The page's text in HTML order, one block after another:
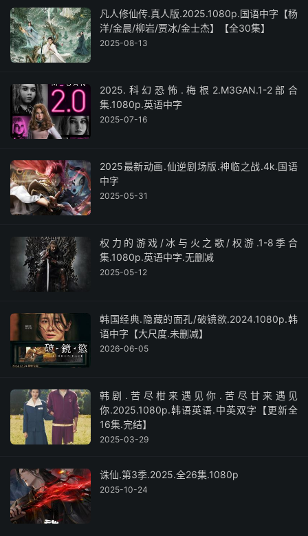
凡人修仙传.真人版.2025.1080p.国语中字【杨
洋/金晨/柳岩/贾冰/金士杰】【全30集】
2025-08-13
2025.科幻恐怖.梅根2.M3GAN.1-2部合
集.1080p.英语中字
2025-07-16
2025最新动画.仙逆剧场版.神临之战.4k.国语
中字
2025-05-31
权力的游戏/冰与火之歌/权游.1-8季合
集.1080p.英语中字.无删减
2025-05-12
韩国经典.隐藏的面孔/破镜欲.2024.1080p.韩
语中字【大尺度.未删减】
2026-06-05
韩剧.苦尽柑来遇见你.苦尽甘来遇见
你.2025.1080p.韩语英语.中英双字【更新全
16集.完结】
2025-03-29
诛仙.第3季.2025.全26集.1080p
2025-10-24